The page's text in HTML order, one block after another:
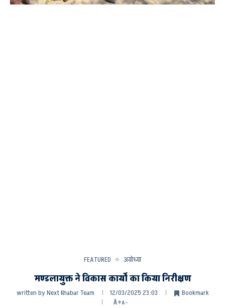
FEATURED अयोध्या
मण्डलायुक्त ने विकास कार्यो का किया निरीक्षण
written byNext Khabar Team 12/03/2025 23:03
Bookmark
A+A-